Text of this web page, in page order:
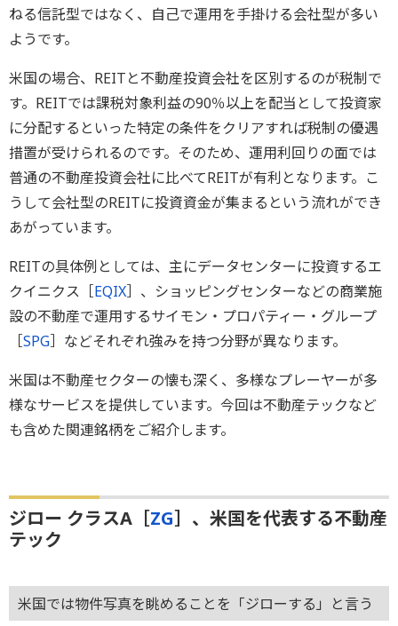
ねる信託型ではなく、自己で運用を手掛ける会社型が多い
ようです。
米国の場合、REITと不動産投資会社を区別するのが税制で
す。REITでは課税対象利益の90％以上を配当として投資家
に分配するといった特定の条件をクリアすれば税制の優遇
措置が受けられるのです。そのため、運用利回りの面では
普通の不動産投資会社に比べてREITが有利となります。こ
うして会社型のREITに投資資金が集まるという流れができ
あがっています。
REITの具体例としては、主にデータセンターに投資するエ
クイニクス［EQIX］、ショッピングセンターなどの商業施
設の不動産で運用するサイモン・プロパティー・グループ
［SPG］などそれぞれ強みを持つ分野が異なります。
米国は不動産セクターの懐も深く、多様なプレーヤーが多
様なサービスを提供しています。今回は不動産テックなど
も含めた関連銘柄をご紹介します。
ジロー クラスA［ZG］、米国を代表する不動産
テック
米国では物件写真を眺めることを「ジローする」と言う